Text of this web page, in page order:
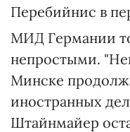
Перебийнис в
МИД Германии
непростыми.
Минске
иностранных
Штайнмайер